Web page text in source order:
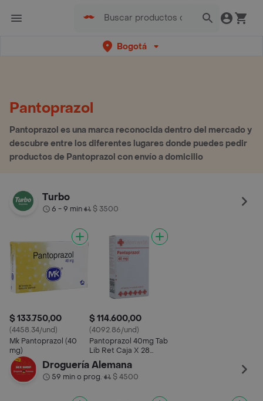
Bogotá
Pantoprazol
Pantoprazol es una marca reconocida dentro del mercado y
descubre entre los diferentes lugares donde puedes pedir
productos de Pantoprazol con envío a domicilio
Turbo
6 - 9 min• $ 3500
$ 133.750,00
(4458.34/und)
Mk Pantoprazol (40
mg)
$ 114.600,00
(4092.86/und)
Pantoprazol 40mg Tab
Lib Ret Caja X 28
Momenta
Droguería Alemana
59 min o prog.• $ 4500